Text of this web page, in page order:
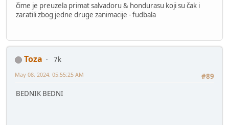
čime je preuzela primat salvadoru & hondurasu koji su čak i
zaratili zbog jedne druge zanimacije - fudbala
Toza
7k
#89
May 08, 2024, 05:55:25 AM
BEDNIK BEDNI